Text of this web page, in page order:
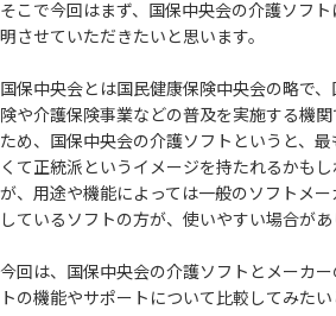
そこで今回はまず、国保中央会の介護ソフ
明させていただきたいと思います。
国保中央会とは国民健康保険中央会の略で、
険や介護保険事業などの普及を実施する機関
ため、国保中央会の介護ソフトというと、最
くて正統派というイメージを持たれるかも
が、用途や機能によっては一般のソフトメー
しているソフトの方が、使いやすい場合があ
今回は、国保中央会の介護ソフトとメーカー
トの機能やサポートについて比較してみたい